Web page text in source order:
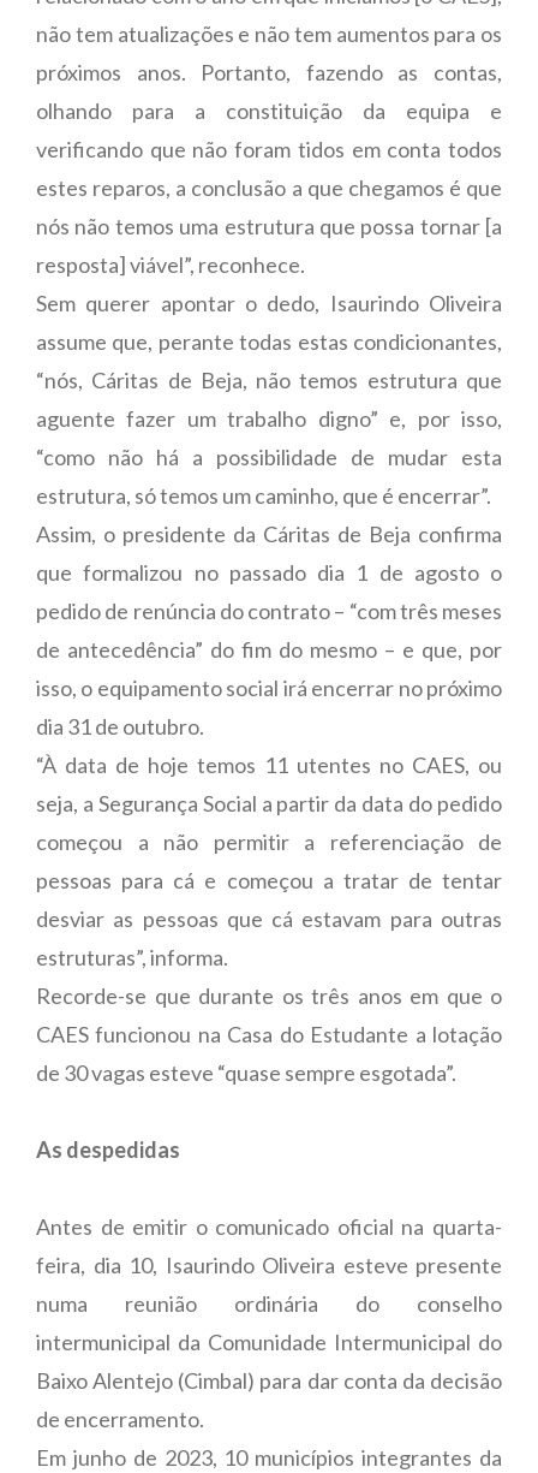
não tem atualizações e não tem aumentos para os
próximos anos. Portanto, fazendo as contas,
olhando para a constituição da equipa e
verificando que não foram tidos em conta todos
estes reparos, a conclusão a que chegamos é que
nós não temos uma estrutura que possa tornar [a
resposta] viável”, reconhece.
Sem querer apontar o dedo, Isaurindo Oliveira
assume que, perante todas estas condicionantes,
“nós, Cáritas de Beja, não temos estrutura que
aguente fazer um trabalho digno” e, por isso,
“como não há a possibilidade de mudar esta
estrutura, só temos um caminho, que é encerrar”.
Assim, o presidente da Cáritas de Beja confirma
que formalizou no passado dia 1 de agosto o
pedido de renúncia do contrato – “com três meses
de antecedência” do fim do mesmo – e que, por
isso, o equipamento social irá encerrar no próximo
dia 31 de outubro.
“À data de hoje temos 11 utentes no CAES, ou
seja, a Segurança Social a partir da data do pedido
começou a não permitir a referenciação de
pessoas para cá e começou a tratar de tentar
desviar as pessoas que cá estavam para outras
estruturas”, informa.
Recorde-se que durante os três anos em que o
CAES funcionou na Casa do Estudante a lotação
de 30 vagas esteve “quase sempre esgotada”.
As despedidas
Antes de emitir o comunicado oficial na quarta-
feira, dia 10, Isaurindo Oliveira esteve presente
numa reunião ordinária do conselho
intermunicipal da Comunidade Intermunicipal do
Baixo Alentejo (Cimbal) para dar conta da decisão
de encerramento.
Em junho de 2023, 10 municípios integrantes da